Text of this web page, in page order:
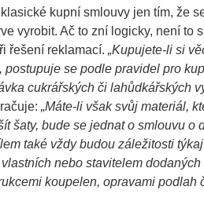
kupní smlouvy jen tím, že
vyrobit. Ač to zní logicky, není to
řešení reklamací. „Kupujete-li si
se podle pravidel pro
cukrářských či lahůdkářských
„Máte-li však svůj materiál,
šaty, bude se jednat o smlouvu o
také vždy budou záležitosti
nebo stavitelem
koupelen, opravami podlah